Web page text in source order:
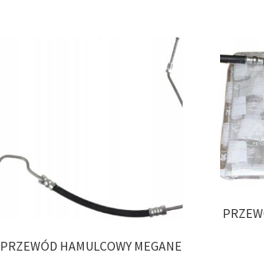
PRZEWÓD HAMULCOWY MEGANE